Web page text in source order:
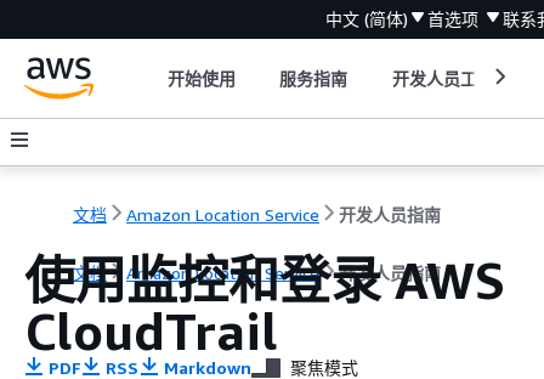
中文 (简体) 首选项 联系
开始使用 服务指南 开发人员工具
文档 Amazon Location Service 开发人员指南
文档 Amazon Location Service 开发人员指南
使用监控和登录 AWS
CloudTrail
PDF RSS Markdown 聚焦模式